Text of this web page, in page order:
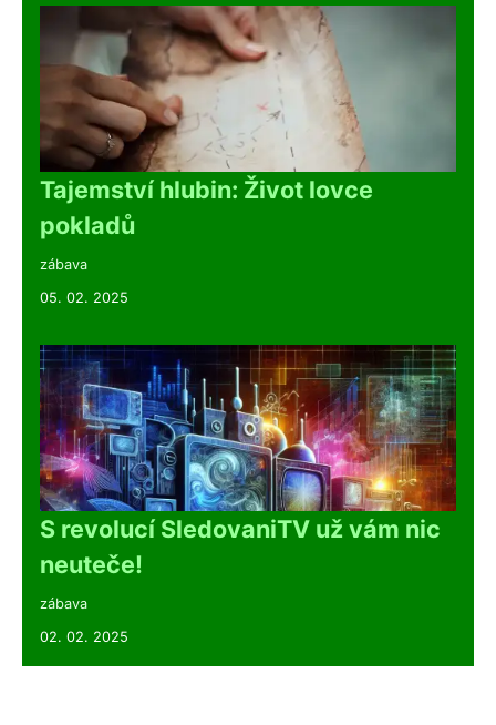
Tajemství hlubin: Život lovce
pokladů
zábava
05. 02. 2025
S revolucí SledovaniTV už vám nic
neuteče!
zábava
02. 02. 2025